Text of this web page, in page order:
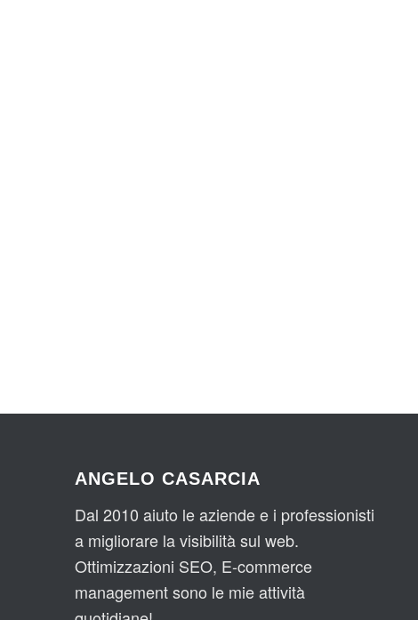
ANGELO CASARCIA
Dal 2010 aiuto le aziende e i professionisti
a migliorare la visibilità sul web.
Ottimizzazioni SEO, E-commerce
management sono le mie attività